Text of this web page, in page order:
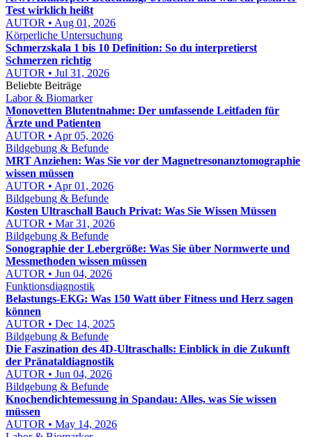
Test wirklich heißt
AUTOR • Aug 01, 2026
Körperliche Untersuchung
Schmerzskala 1 bis 10 Definition: So du interpretierst
Schmerzen richtig
AUTOR • Jul 31, 2026
Beliebte Beiträge
Labor & Biomarker
Monovetten Blutentnahme: Der umfassende Leitfaden für
Ärzte und Patienten
AUTOR • Apr 05, 2026
Bildgebung & Befunde
MRT Anziehen: Was Sie vor der Magnetresonanztomographie
wissen müssen
AUTOR • Apr 01, 2026
Bildgebung & Befunde
Kosten Ultraschall Bauch Privat: Was Sie Wissen Müssen
AUTOR • Mar 31, 2026
Bildgebung & Befunde
Sonographie der Lebergröße: Was Sie über Normwerte und
Messmethoden wissen müssen
AUTOR • Jun 04, 2026
Funktionsdiagnostik
Belastungs-EKG: Was 150 Watt über Fitness und Herz sagen
können
AUTOR • Dec 14, 2025
Bildgebung & Befunde
Die Faszination des 4D-Ultraschalls: Einblick in die Zukunft
der Pränataldiagnostik
AUTOR • Jun 04, 2026
Bildgebung & Befunde
Knochendichtemessung in Spandau: Alles, was Sie wissen
müssen
AUTOR • May 14, 2026